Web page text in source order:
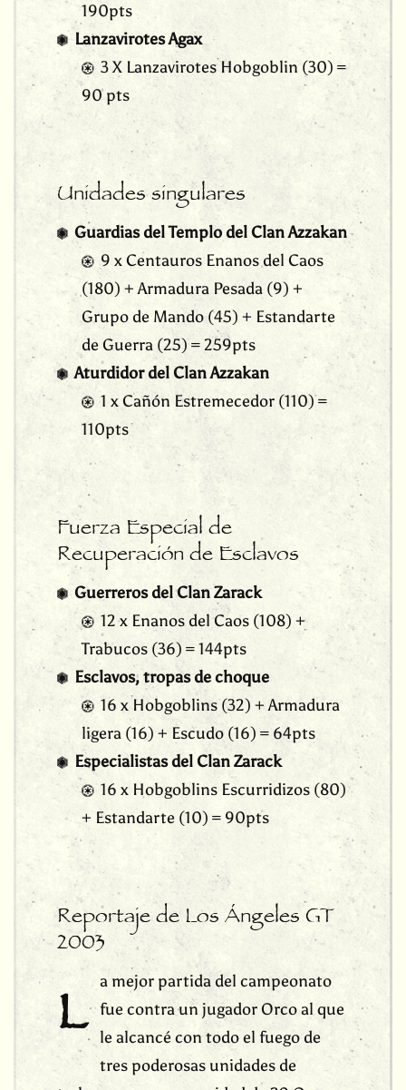
190pts
Lanzavirotes Agax
3 X Lanzavirotes Hobgoblin (30) =
90 pts
Unidades singulares
Guardias del Templo del Clan Azzakan
9 x Centauros Enanos del Caos
(180) + Armadura Pesada (9) +
Grupo de Mando (45) + Estandarte
de Guerra (25) = 259pts
Aturdidor del Clan Azzakan
1 x Cañón Estremecedor (110) =
110pts
Fuerza Especial de
Recuperación de Esclavos
Guerreros del Clan Zarack
12 x Enanos del Caos (108) +
Trabucos (36) = 144pts
Esclavos, tropas de choque
16 x Hobgoblins (32) + Armadura
ligera (16) + Escudo (16) = 64pts
Especialistas del Clan Zarack
16 x Hobgoblins Escurridizos (80)
+ Estandarte (10) = 90pts
Reportaje de Los Ángeles GT
2003
L
a mejor partida del campeonato
fue contra un jugador Orco al que
le alcancé con todo el fuego de
tres poderosas unidades de